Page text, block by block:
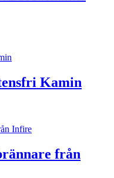
Kamin
från